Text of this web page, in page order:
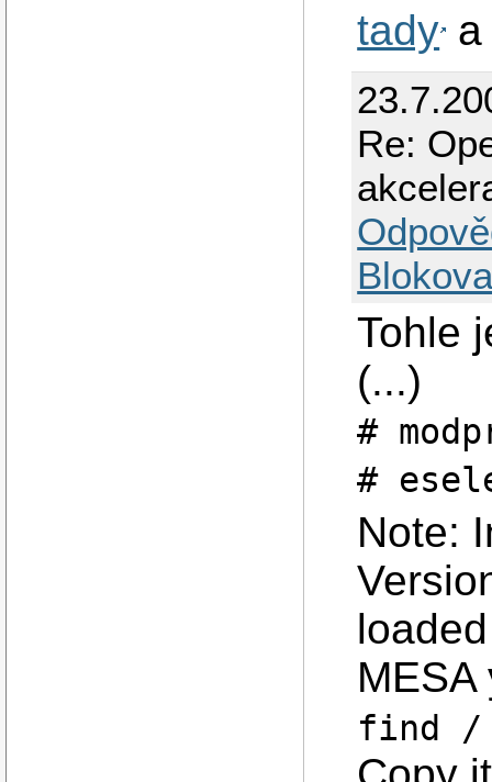
tady
Re:
Tohle
(...)
#
#
Note:
find /